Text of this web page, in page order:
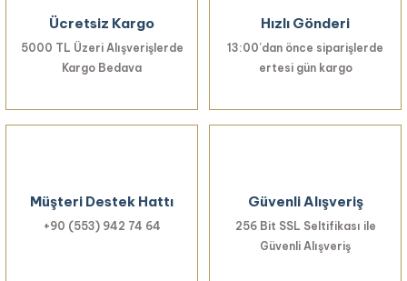
Bu ürüne benzer farklı alternatifler olmalı.
Ücretsiz Kargo
5000 TL Üzeri Alışverişlerde
Kargo Bedava
Hızlı Gönderi
13:00’dan önce siparişlerde
ertesi gün kargo
Müşteri Destek Hattı
+90 (553) 942 74 64
Güvenli Alışveriş
256 Bit SSL Seltifikası ile
Güvenli Alışveriş